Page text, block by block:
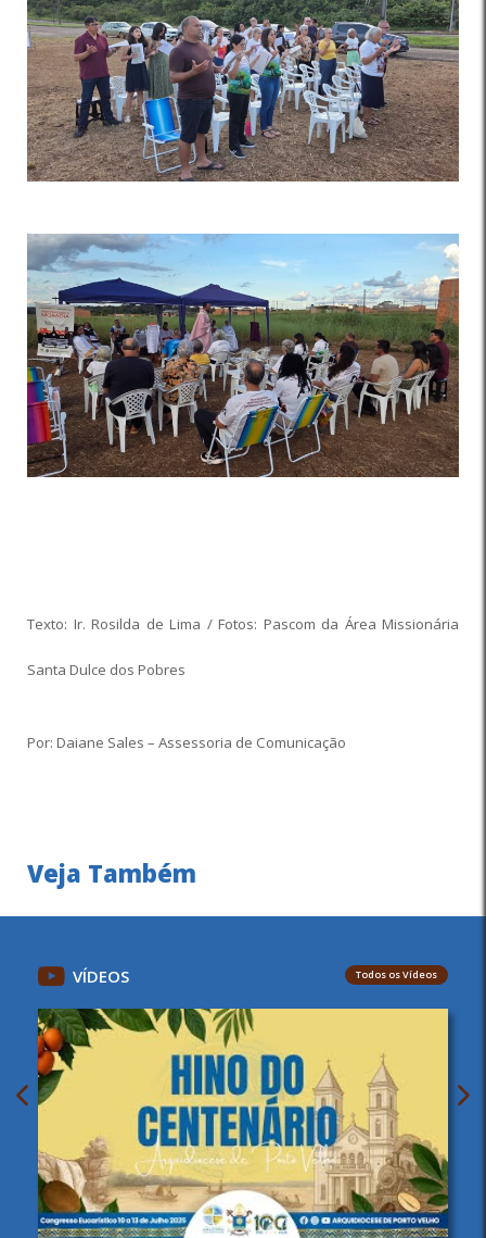
Texto: Ir. Rosilda de Lima / Fotos: Pascom da Área Missionária
Santa Dulce dos Pobres
Por: Daiane Sales – Assessoria de Comunicação
Veja Também
VÍDEOS Todos os Vídeos